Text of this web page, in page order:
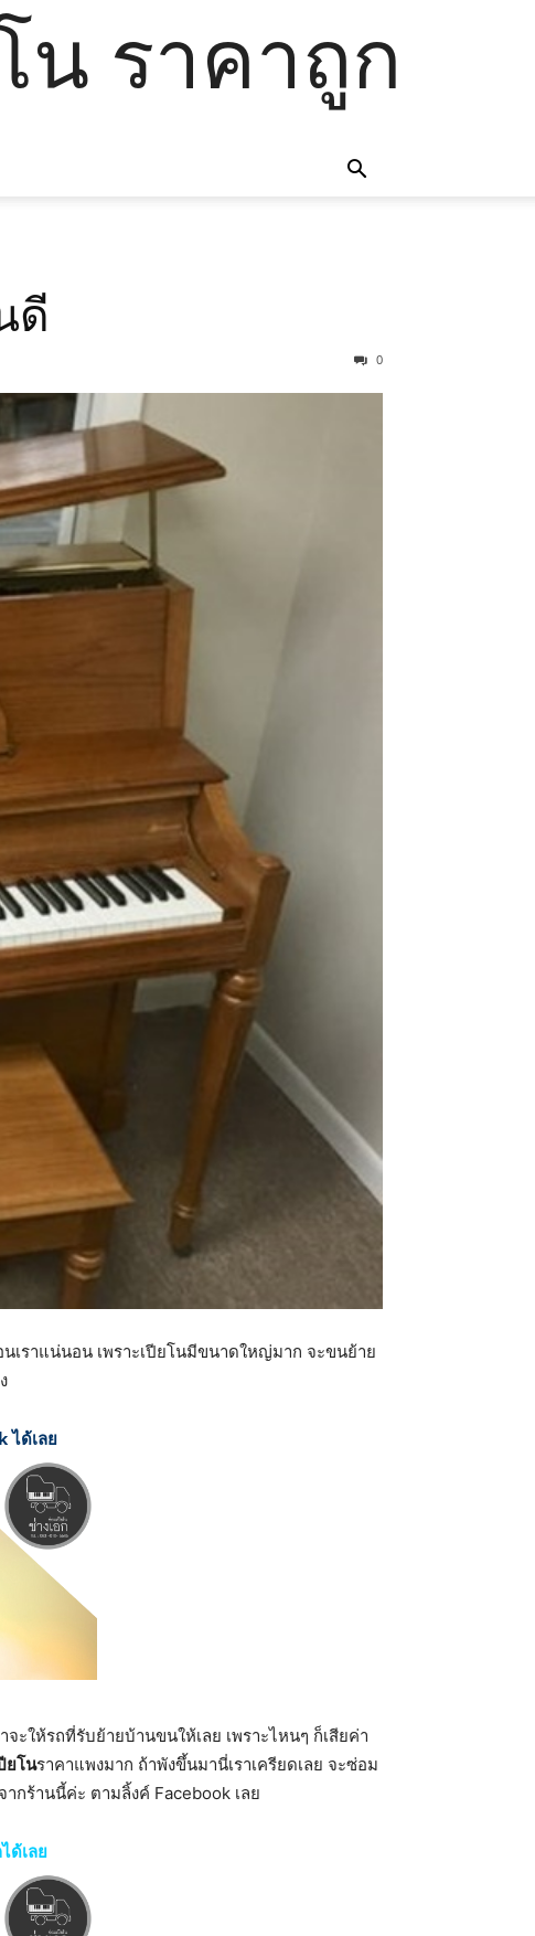
น ราคาถูก
ดี
0
เราแน่นอน เพราะเปียโนมีขนาดใหญ่มาก จะขนย้าย
ได้เลย
ให้รถที่รับย้ายบ้านขนให้เลย เพราะไหนๆ ก็เสียค่า
ยโนราคาแพงมาก ถ้าพังขึ้นมานี่เราเครียดเลย จะซ่อม
กร้านนี้ค่ะ ตามลิ้งค์ Facebook เลย
ด้เลย